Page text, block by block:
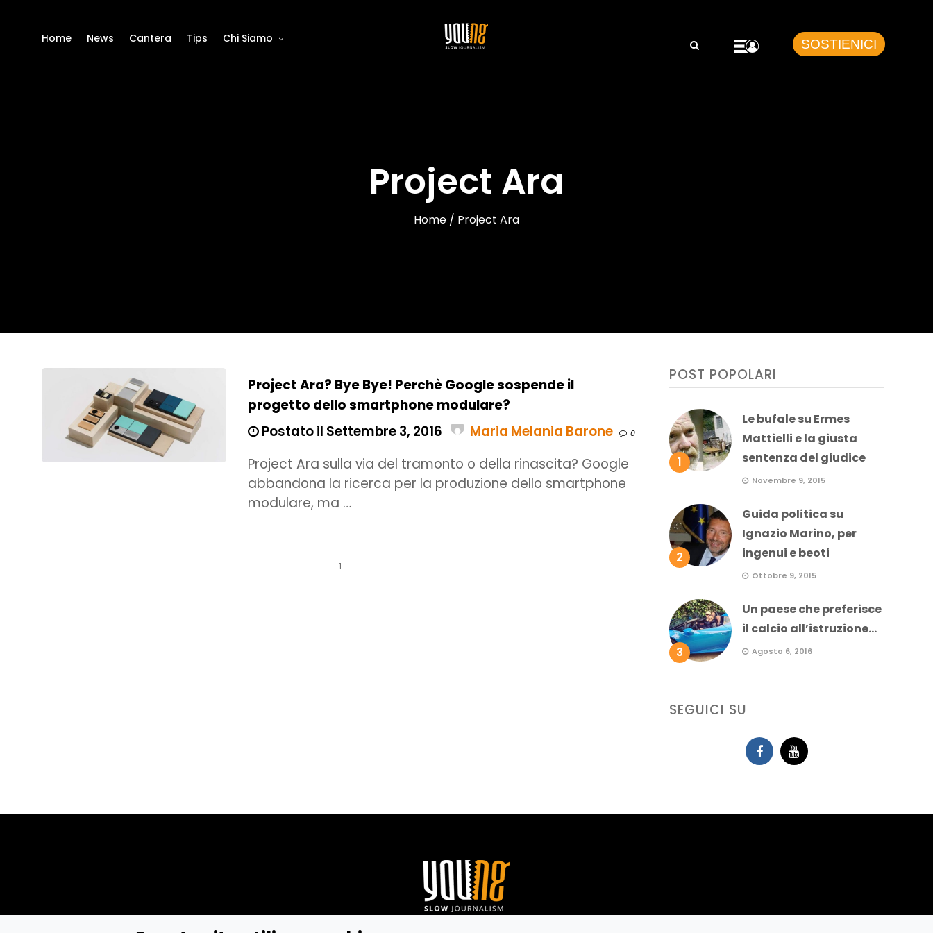
Home News Cantera Tips Chi Siamo SOSTIENICI
Project Ara
Home / Project Ara
Project Ara? Bye Bye! Perchè Google sospende il
progetto dello smartphone modulare?
Postato il Settembre 3, 2016
Maria Melania Barone 0
Project Ara sulla via del tramonto o della rinascita? Google
abbandona la ricerca per la produzione dello smartphone
modulare, ma …
1
POST POPOLARI
1
Le bufale su Ermes
Mattielli e la giusta
sentenza del giudice
Novembre 9, 2015
2
Guida politica su
Ignazio Marino, per
ingenui e beoti
Ottobre 9, 2015
3
Un paese che preferisce
il calcio all’istruzione...
Agosto 6, 2016
SEGUICI SU